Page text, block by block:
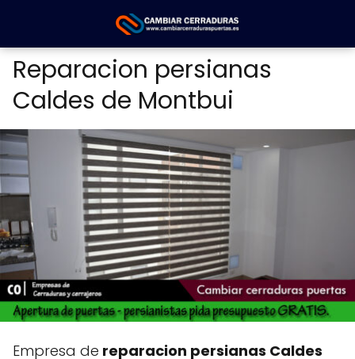
Reparacion persianas
Caldes de Montbui
Empresa de reparacion persianas Caldes